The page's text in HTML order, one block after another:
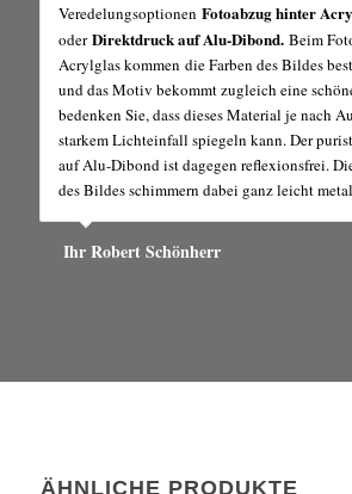
Veredelungsoptionen Fotoabzug hinter
oderDirektdruck auf Alu-Dibond. Beim
Acrylglas kommen die Farben des Bildes
und das Motiv bekommt zugleich eine
bedenken Sie, dass dieses Material je nach
starkem Lichteinfall spiegeln kann. Der
auf Alu-Dibond ist dagegen reflexionsfrei.
des Bildes schimmern dabei ganz leicht
Ihr Robert Schönherr
ÄHNLICHE PRODUKTE